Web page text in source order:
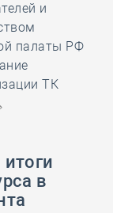
и
палаты РФ
ТК
в